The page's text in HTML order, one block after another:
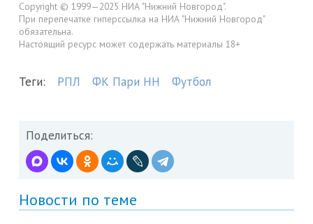
Copyright © 1999—2025 НИА "Нижний Новгород".
При перепечатке гиперссылка на НИА "Нижний Новгород"
обязательна.
Настоящий ресурс может содержать материалы 18+
Теги: РПЛ ФК Пари НН Футбол
Поделиться:
Новости по теме